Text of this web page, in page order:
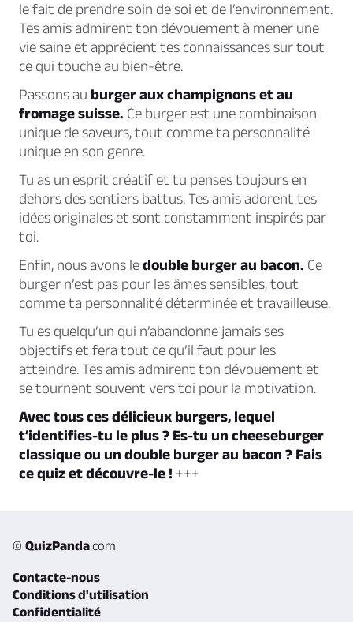
le fait de prendre soin de soi et de l’environnement.
Tes amis admirent ton dévouement à mener une
vie saine et apprécient tes connaissances sur tout
ce qui touche au bien-être.
Passons au burger aux champignons et au
fromage suisse. Ce burger est une combinaison
unique de saveurs, tout comme ta personnalité
unique en son genre.
Tu as un esprit créatif et tu penses toujours en
dehors des sentiers battus.Tes amis adorent tes
idées originales et sont constamment inspirés par
toi.
Enfin, nous avons ledouble burger au bacon. Ce
burger n’est pas pour les âmes sensibles, tout
comme ta personnalité déterminée et travailleuse.
Tu es quelqu’un qui n’abandonne jamais ses
objectifs et fera tout ce qu’il faut pour les
atteindre.Tes amis admirent ton dévouement et
se tournent souvent vers toi pour la motivation.
Avec tous ces délicieux burgers, lequel
t’identifies-tu le plus ? Es-tu un cheeseburger
classique ou un double burger au bacon ? Fais
ce quiz et découvre-le ! +++
© QuizPanda.com
Contacte-nous
Conditions d'utilisation
Confidentialité